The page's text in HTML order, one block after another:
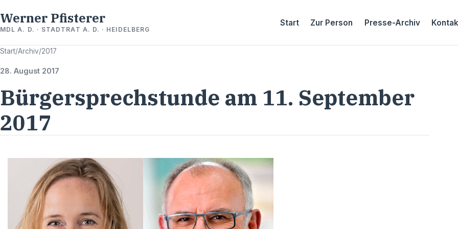
Werner Pfisterer
MDL A. D. · STADTRAT A. D. · HEIDELBERG
Start Zur Person Presse-Archiv
Start/Archiv/2017
28. August 2017
Bürgersprechstunde am 11. September
2017